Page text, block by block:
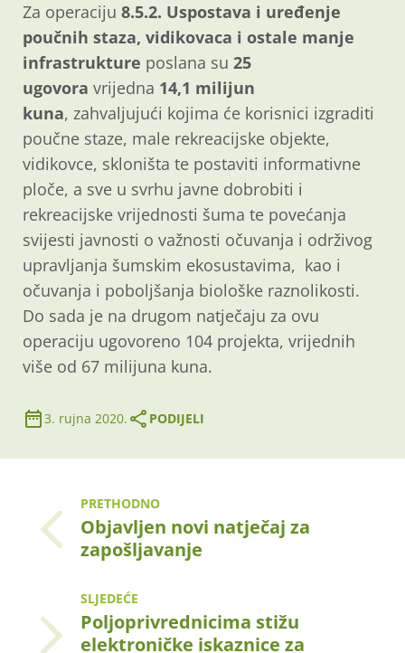
Za operaciju 8.5.2. Uspostava i uređenje
poučnih staza, vidikovaca i ostale manje
infrastrukture poslana su 25
ugovora vrijedna 14,1 milijun
kuna, zahvaljujući kojima će korisnici izgraditi
poučne staze, male rekreacijske objekte,
vidikovce, skloništa te postaviti informativne
ploče, a sve u svrhu javne dobrobiti i
rekreacijske vrijednosti šuma te povećanja
svijesti javnosti o važnosti očuvanja i održivog
upravljanja šumskim ekosustavima, kao i
očuvanja i poboljšanja biološke raznolikosti.
Do sada je na drugom natječaju za ovu
operaciju ugovoreno 104 projekta, vrijednih
više od 67 milijuna kuna.
3. rujna 2020. PODIJELI
PRETHODNO
Objavljen novi natječaj za
zapošljavanje
SLJEDEĆE
Poljoprivrednicima stižu
elektroničke iskaznice za